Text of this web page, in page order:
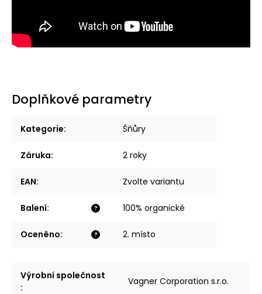
Doplňkové parametry
Kategorie: Šňůry
Záruka: 2 roky
EAN: Zvolte variantu
?
Balení: 100% organické
?
Oceněno: 2. místo
Výrobní společnost
:
Vagner Corporation s.r.o.